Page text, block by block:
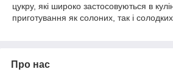
цукру, які широко застосовуються в
приготування як солоних, так і
Про нас